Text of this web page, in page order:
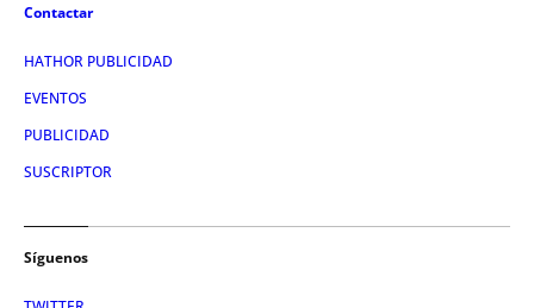
Contactar
HATHOR PUBLICIDAD
EVENTOS
PUBLICIDAD
SUSCRIPTOR
Síguenos